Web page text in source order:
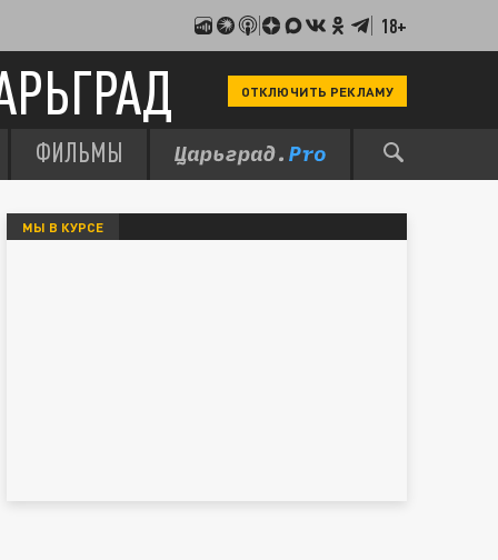
18+
ОТКЛЮЧИТЬ РЕКЛАМУ
ФИЛЬМЫ
МЫ В КУРСЕ